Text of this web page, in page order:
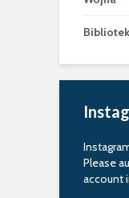
Please
account